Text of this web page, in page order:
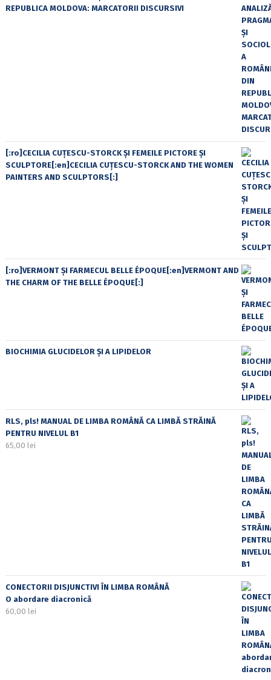
REPUBLICA MOLDOVA: MARCATORII DISCURSIVI
[:ro]CECILIA CUŢESCU-STORCK ŞI FEMEILE PICTORE ŞI
SCULPTORE[:en]CECILIA CUŢESCU-STORCK AND THE WOMEN
PAINTERS AND SCULPTORS[:]
[:ro]VERMONT ȘI FARMECUL BELLE ÉPOQUE[:en]VERMONT AND
THE CHARM OF THE BELLE ÉPOQUE[:]
BIOCHIMIA GLUCIDELOR ȘI A LIPIDELOR
RLS, pls! MANUAL DE LIMBA ROMÂNĂ CA LIMBĂ STRĂINĂ
PENTRU NIVELUL B1
65,00 lei
CONECTORII DISJUNCTIVI ÎN LIMBA ROMÂNĂ
O abordare diacronică
60,00 lei